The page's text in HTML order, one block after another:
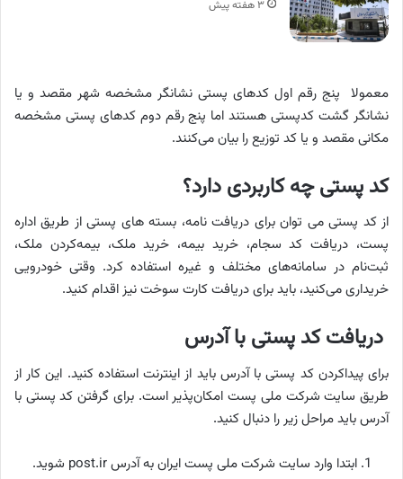
۳ هفته پیش
معمولا پنج رقم اول کدهای پستی نشانگر مشخصه شهر مقصد و یا
نشانگر گشت کدپستی هستند اما پنج رقم دوم کدهای پستی مشخصه
مکانی مقصد و یا کد توزیع را بیان می‌کنند.
کد پستی چه کاربردی دارد؟
از کد پستی می توان برای دریافت نامه، بسته های پستی از طریق اداره
پست، دریافت کد سجام، خرید بیمه، خرید ملک، بیمه‌کردن ملک،
ثبت‌نام در سامانه‌های مختلف و غیره استفاده کرد. وقتی خودرویی
خریداری می‌کنید، باید برای دریافت کارت سوخت نیز اقدام کنید.
دریافت کد پستی با آدرس
برای پیداکردن کد پستی با آدرس باید از اینترنت استفاده کنید. این کار از
طریق سایت شرکت ملی پست امکان‌پذیر است. برای گرفتن کد پستی با
آدرس باید مراحل زیر را دنبال کنید.
ابتدا وارد سایت شرکت ملی پست ایران به آدرس post.ir شوید.